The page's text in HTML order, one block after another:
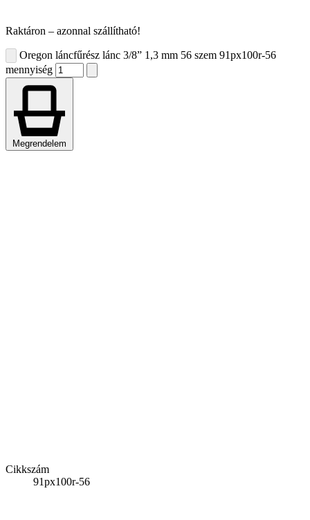
Raktáron – azonnal szállítható!
Oregon láncfűrész lánc 3/8” 1,3 mm 56 szem 91px100r-56
mennyiség
Megrendelem
Cikkszám
91px100r-56